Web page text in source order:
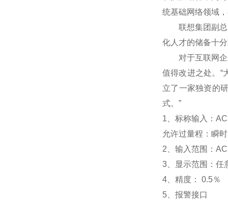
统基础网络领域
联想集团副总裁
化人才的储备十
对于互联网企业
值得改进之处。“
立了一家独资的
式。”
1 、标称输入：
允许过量程：瞬
2 、输入范围：
3
显示范围： 任
4 、精度： 0.5％
5
报警接口